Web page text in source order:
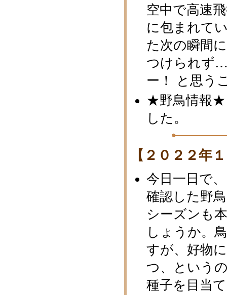
空中で高速
に包まれて
た次の瞬間
つけられず
ー！ と思う
★野鳥情報★
した。
【２０２２年
今日一日で
確認した野
シーズンも
しょうか。
すが、好物
つ、という
種子を目当